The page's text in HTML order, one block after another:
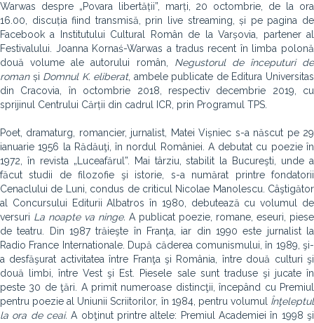
Warwas despre „Povara libertății”, marți, 20 octombrie, de la ora
16.00, discuția fiind transmisă, prin live streaming, și pe pagina de
Facebook a Institutului Cultural Român de la Varșovia, partener al
Festivalului. Joanna Kornaś-Warwas a tradus recent în limba polonă
două volume ale autorului român, Negustorul de începuturi de
romanși Domnul K. eliberat, ambele publicate de Editura Universitas
din Cracovia, în octombrie 2018, respectiv decembrie 2019, cu
sprijinul Centrului Cărții din cadrul ICR, prin Programul TPS.
Poet, dramaturg, romancier, jurnalist, Matei Vișniec s-a născut pe 29
ianuarie 1956 la Rădăuţi, în nordul României. A debutat cu poezie în
1972, în revista „Luceafărul”. Mai târziu, stabilit la Bucureşti, unde a
făcut studii de filozofie şi istorie, s-a numărat printre fondatorii
Cenaclului de Luni, condus de criticul Nicolae Manolescu. Câştigător
al Concursului Editurii Albatros în 1980, debutează cu volumul de
versuri La noapte va ninge. A publicat poezie, romane, eseuri, piese
de teatru. Din 1987 trăieşte în Franţa, iar din 1990 este jurnalist la
Radio France Internationale. După căderea comunismului, în 1989, şi-
a desfăşurat activitatea între Franţa şi România, între două culturi şi
două limbi, între Vest şi Est. Piesele sale sunt traduse şi jucate în
peste 30 de ţări. A primit numeroase distincţii, începând cu Premiul
pentru poezie al Uniunii Scriitorilor, în 1984, pentru volumul Înţeleptul
la ora de ceai. A obţinut printre altele: Premiul Academiei în 1998 şi